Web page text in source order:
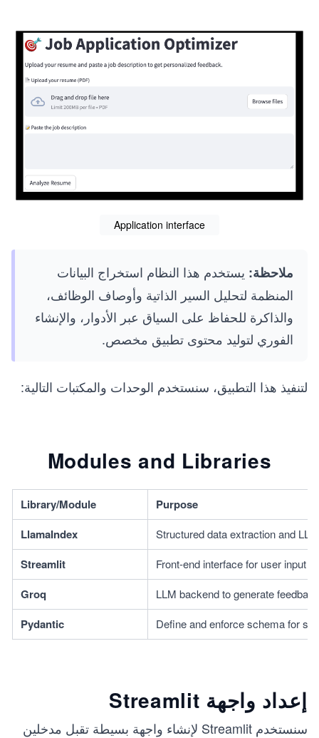
Application interface
ملاحظة: يستخدم هذا النظام استخراج البيانات
المنظمة لتحليل السير الذاتية وأوصاف الوظائف،
والذاكرة للحفاظ على السياق عبر الأدوار، والإنشاء
الفوري لتوليد محتوى تطبيق مخصص.
لتنفيذ هذا التطبيق، سنستخدم الوحدات والمكتبات التالية:
Modules and Libraries
Library/Module
Purpose
LlamaIndex
Structured data extraction and
Streamlit Front-end interface for user input
Groq LLM backend to generate
Pydantic Define and enforce schema for
إعداد واجهة Streamlit
سنستخدم Streamlit لإنشاء واجهة بسيطة تقبل مدخلين